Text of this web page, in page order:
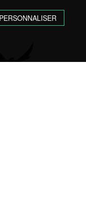
PERSONNALISER